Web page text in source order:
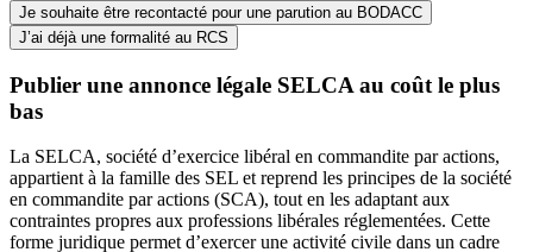
Je souhaite être recontacté pour une parution au BODACC
J’ai déjà une formalité au RCS
Publier une annonce légale SELCA au coût le plus
bas
La SELCA, société d’exercice libéral en commandite par actions,
appartient à la famille des SEL et reprend les principes de la société
en commandite par actions (SCA), tout en les adaptant aux
contraintes propres aux professions libérales réglementées. Cette
forme juridique permet d’exercer une activité civile dans un cadre